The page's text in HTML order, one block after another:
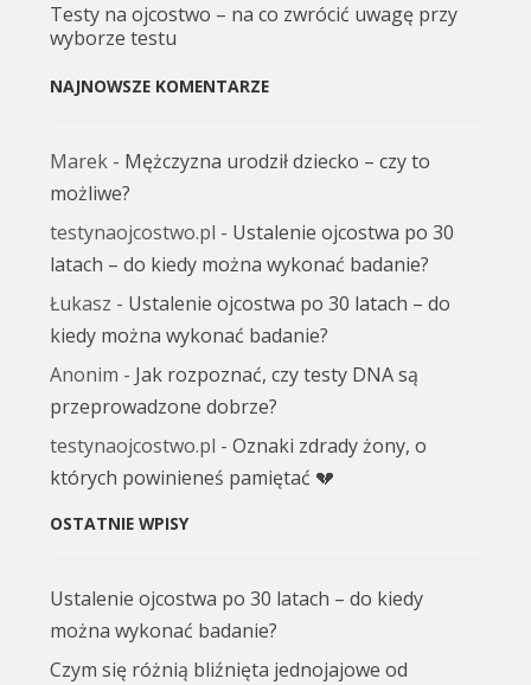
Testy na ojcostwo – na co zwrócić uwagę przy
wyborze testu
NAJNOWSZE KOMENTARZE
Marek - Mężczyzna urodził dziecko – czy to
możliwe?
testynaojcostwo.pl - Ustalenie ojcostwa po 30
latach – do kiedy można wykonać badanie?
Łukasz - Ustalenie ojcostwa po 30 latach – do
kiedy można wykonać badanie?
Anonim - Jak rozpoznać, czy testy DNA są
przeprowadzone dobrze?
testynaojcostwo.pl -Oznaki zdrady żony, o
których powinieneś pamiętać 💔
OSTATNIE WPISY
Ustalenie ojcostwa po 30 latach – do kiedy
można wykonać badanie?
Czym się różnią bliźnięta jednojajowe od